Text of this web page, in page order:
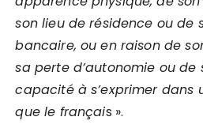
son lieu de résidence ou de
bancaire, ou en raison de
sa perte d’autonomie ou
capacité à s’exprimer dans
que le français ».